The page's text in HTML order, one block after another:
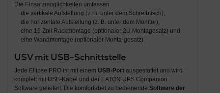
Die Einsatzmöglichkeiten umfassen
die vertikale Aufstellung (z. B. unter dem Schreibtisch),
die horizontale Aufstellung (z. B. unter dem Monitor),
eine 19 Zoll Rackmontage (optionaler 2U Montagesatz) und
eine Wandmontage (optionaler Monta-gesatz).
USV mit USB-Schnittstelle
Jede Ellipse PRO ist mit einem USB-Portausgestattet und wird
komplett mit USB-Kabel und der EATON UPS Companion
Software geliefert. Die komfortabel zu bedienende Software der